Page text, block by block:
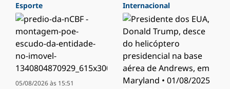
Esporte
05/08/2026 às 15:51
Internacional